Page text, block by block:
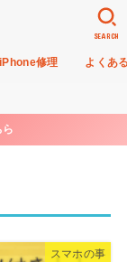
iPhone修理 よくあ
SEARCH
スマホの事